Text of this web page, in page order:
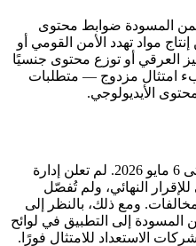
المسودة ضوابط محتوى
مواد تهدد الأمن القومي أو
العرقي أو توزع محتوى جنسيًا
امتثال مزدوج — متطلبات
الأيديولوجي.
تظل فترة التعليق العام مفتوحة حتى 6 مايو 2026. لم تعلن إدارة
النهائي، ولم تُفصّل
ومع ذلك، بالنظر إلى
إلى التطبيق في لوائح
الاستعداد للامتثال فورًا.